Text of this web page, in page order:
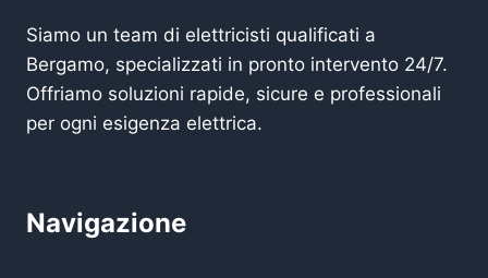
Siamo un team di elettricisti qualificati a
Bergamo, specializzati in pronto intervento 24/7.
Offriamo soluzioni rapide, sicure e professionali
per ogni esigenza elettrica.
Navigazione